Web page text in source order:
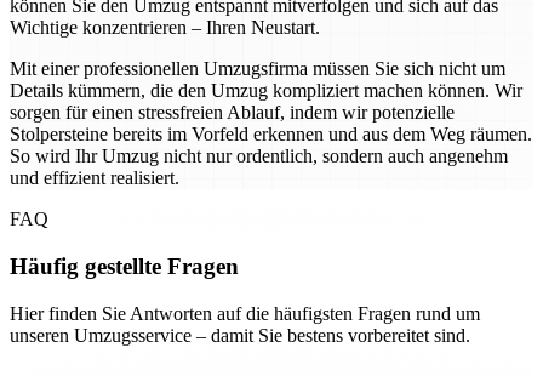
können Sie den Umzug entspannt mitverfolgen und sich auf das
Wichtige konzentrieren – Ihren Neustart.
Mit einer professionellen Umzugsfirma müssen Sie sich nicht um
Details kümmern, die den Umzug kompliziert machen können. Wir
sorgen für einen stressfreien Ablauf, indem wir potenzielle
Stolpersteine bereits im Vorfeld erkennen und aus dem Weg räumen.
So wird Ihr Umzug nicht nur ordentlich, sondern auch angenehm
und effizient realisiert.
FAQ
Häufig gestellte Fragen
Hier finden Sie Antworten auf die häufigsten Fragen rund um
unseren Umzugsservice – damit Sie bestens vorbereitet sind.